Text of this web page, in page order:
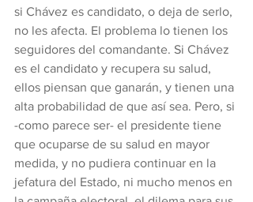
si Chávez es candidato, o deja de serlo,
no les afecta. El problema lo tienen los
seguidores del comandante. Si Chávez
es el candidato y recupera su salud,
ellos piensan que ganarán, y tienen una
alta probabilidad de que así sea. Pero, si
-como parece ser- el presidente tiene
que ocuparse de su salud en mayor
medida, y no pudiera continuar en la
jefatura del Estado, ni mucho menos en